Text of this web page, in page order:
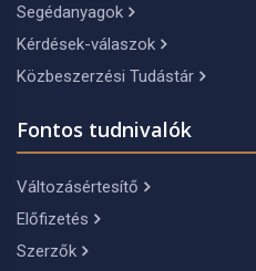
Segédanyagok
Kérdések-válaszok
Közbeszerzési Tudástár
Fontos tudnivalók
Változásértesítő
Előfizetés
Szerzők